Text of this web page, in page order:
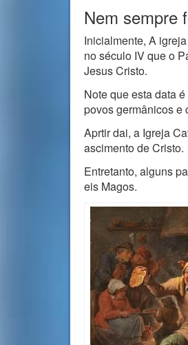
Nem sempre
Inicialmente, A
no século IV que o
Jesus Cristo.
Note que esta data
povos germânicos e
Aprtir dai, a Igreja
ascimento de Cristo.
Entretanto, alguns
eis Magos.